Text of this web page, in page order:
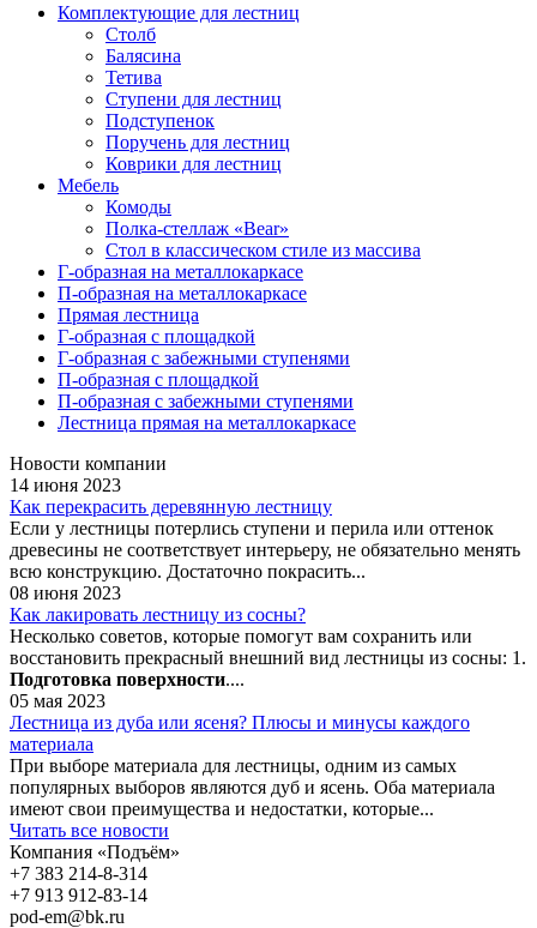
Комплектующие для лестниц
Столб
Балясина
Тетива
Ступени для лестниц
Подступенок
Поручень для лестниц
Коврики для лестниц
Мебель
Комоды
Полка-стеллаж «Bear»
Стол в классическом стиле из массива
Г-образная на металлокаркасе
П-образная на металлокаркасе
Прямая лестница
Г-образная с площадкой
Г-образная с забежными ступенями
П-образная с площадкой
П-образная с забежными ступенями
Лестница прямая на металлокаркасе
Новости компании
14 июня 2023
Как перекрасить деревянную лестницу
Если у лестницы потерлись ступени и перила или оттенок
древесины не соответствует интерьеру, не обязательно менять
всю конструкцию. Достаточно покрасить...
08 июня 2023
Как лакировать лестницу из сосны?
Несколько советов, которые помогут вам сохранить или
восстановить прекрасный внешний вид лестницы из сосны: 1.
Подготовка поверхности....
05 мая 2023
Лестница из дуба или ясеня? Плюсы и минусы каждого
материала
При выборе материала для лестницы, одним из самых
популярных выборов являются дуб и ясень. Оба материала
имеют свои преимущества и недостатки, которые...
Читать все новости
Компания «Подъём»
+7 383 214-8-314
+7 913 912-83-14
pod-em@bk.ru